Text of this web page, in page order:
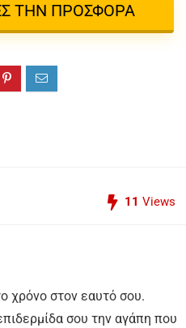
ΤΗΝ ΠΡΟΣΦΟΡΑ
11 Views
χρόνο στον εαυτό σου.
σου την αγάπη που